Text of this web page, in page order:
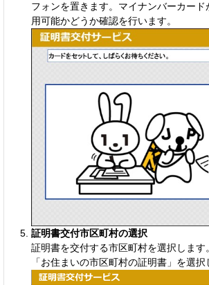
フォンを置きます。マイナンバーカード
用可能かどうか確認を行います。
証明書交付市区町村の選択
証明書を交付する市区町村を選択します
「お住まいの市区町村の証明書」を選択